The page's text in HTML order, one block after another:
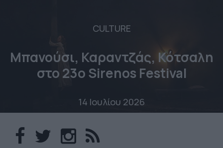
CULTURE
Μπανούσι, Καραντζάς, Κότσαλη
στο 23o Sirenos Festival
14 Ιουλίου 2026